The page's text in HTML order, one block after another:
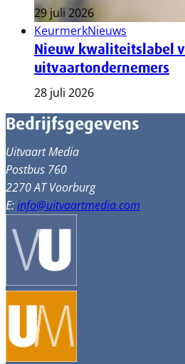
29 juli 2026
KeurmerkNieuws
Nieuw kwaliteitslabel
uitvaartondernemers
28 juli 2026
Bedrijfsgegevens
Uitvaart Media
Postbus 760
2270 AT Voorburg
E:info@uitvaartmedia.com